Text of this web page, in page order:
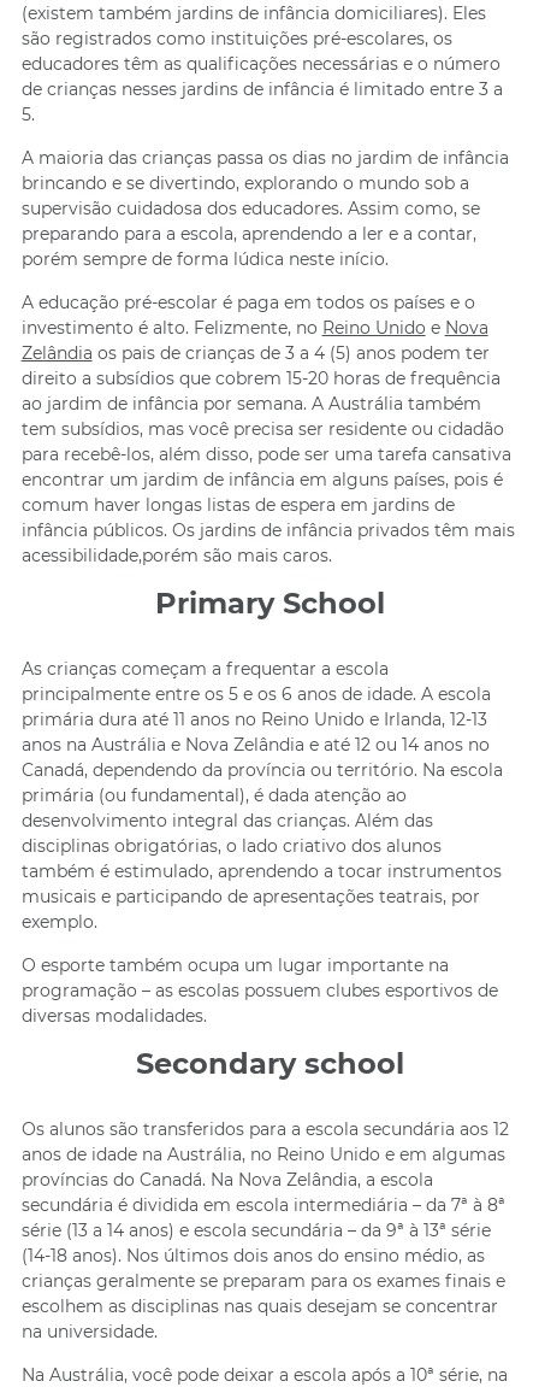
(existem também jardins de infância domiciliares). Eles
são registrados como instituições pré-escolares, os
educadores têm as qualificações necessárias e o número
de crianças nesses jardins de infância é limitado entre 3 a
5.
A maioria das crianças passa os dias no jardim de infância
brincando e se divertindo, explorando o mundo sob a
supervisão cuidadosa dos educadores. Assim como, se
preparando para a escola, aprendendo a ler e a contar,
porém sempre de forma lúdica neste início.
A educação pré-escolar é paga em todos os países e o
investimento é alto. Felizmente, no Reino Unido e Nova
Zelândia os pais de crianças de 3 a 4 (5) anos podem ter
direito a subsídios que cobrem 15-20 horas de frequência
ao jardim de infância por semana. A Austrália também
tem subsídios, mas você precisa ser residente ou cidadão
para recebê-los, além disso, pode ser uma tarefa cansativa
encontrar um jardim de infância em alguns países, pois é
comum haver longas listas de espera em jardins de
infância públicos. Os jardins de infância privados têm mais
acessibilidade,porém são mais caros.
Primary School
As crianças começam a frequentar a escola
principalmente entre os 5 e os 6 anos de idade. A escola
primária dura até 11 anos no Reino Unido e Irlanda, 12-13
anos na Austrália e Nova Zelândia e até 12 ou 14 anos no
Canadá, dependendo da província ou território. Na escola
primária (ou fundamental), é dada atenção ao
desenvolvimento integral das crianças. Além das
disciplinas obrigatórias, o lado criativo dos alunos
também é estimulado, aprendendo a tocar instrumentos
musicais e participando de apresentações teatrais, por
exemplo.
O esporte também ocupa um lugar importante na
programação – as escolas possuem clubes esportivos de
diversas modalidades.
Secondary school
Os alunos são transferidos para a escola secundária aos 12
anos de idade na Austrália, no Reino Unido e em algumas
províncias do Canadá. Na Nova Zelândia, a escola
secundária é dividida em escola intermediária – da 7ª à 8ª
série (13 a 14 anos) e escola secundária – da 9ª à 13ª série
(14-18 anos). Nos últimos dois anos do ensino médio, as
crianças geralmente se preparam para os exames finais e
escolhem as disciplinas nas quais desejam se concentrar
na universidade.
Na Austrália, você pode deixar a escola após a 10ª série, na